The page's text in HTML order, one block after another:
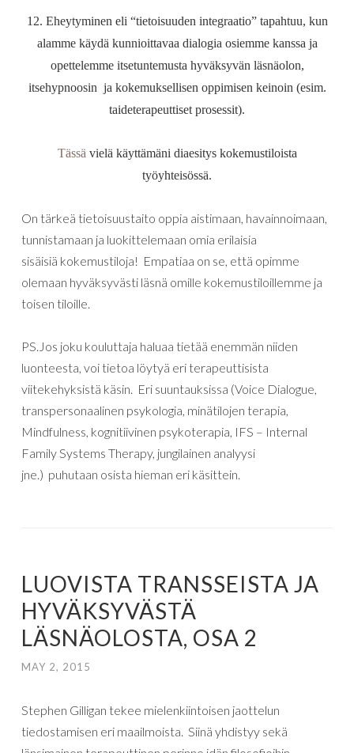
12. Eheytyminen eli “tietoisuuden integraatio” tapahtuu, kun
alamme käydä kunnioittavaa dialogia osiemme kanssa ja
opettelemme itsetuntemusta hyväksyvän läsnäolon,
itsehypnoosin ja kokemuksellisen oppimisen keinoin (esim.
taideterapeuttiset prosessit).
Tässä vielä käyttämäni diaesitys kokemustiloista
työyhteisössä.
On tärkeä tietoisuustaito oppia aistimaan, havainnoimaan,
tunnistamaan ja luokittelemaan omia erilaisia
sisäisiä kokemustiloja! Empatiaa on se, että opimme
olemaan hyväksyvästi läsnä omille kokemustiloillemme ja
toisen tiloille.
PS.Jos joku kouluttaja haluaa tietää enemmän niiden
luonteesta, voi tietoa löytyä eri terapeuttisista
viitekehyksistä käsin. Eri suuntauksissa (Voice Dialogue,
transpersonaalinen psykologia, minätilojen terapia,
Mindfulness, kognitiivinen psykoterapia, IFS – Internal
Family Systems Therapy, jungilainen analyysi
jne.) puhutaan osista hieman eri käsittein.
LUOVISTA TRANSSEISTA JA
HYVÄKSYVÄSTÄ
LÄSNÄOLOSTA, OSA 2
MAY 2, 2015
Stephen Gilligan tekee mielenkiintoisen jaottelun
tiedostamisen eri maailmoista. Siinä yhdistyy sekä